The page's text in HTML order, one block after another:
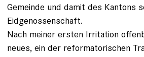
Gemeinde und damit des Kantons
Eidgenossenschaft.
Nach meiner ersten Irritation
neues, ein der reformatorischen